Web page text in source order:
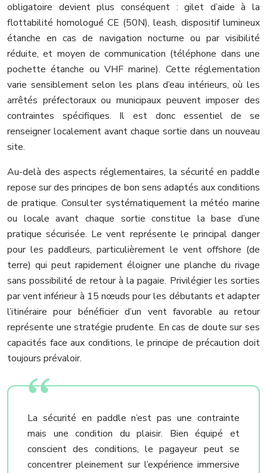
obligatoire devient plus conséquent : gilet d’aide à la
flottabilité homologué CE (50N), leash, dispositif lumineux
étanche en cas de navigation nocturne ou par visibilité
réduite, et moyen de communication (téléphone dans une
pochette étanche ou VHF marine). Cette réglementation
varie sensiblement selon les plans d’eau intérieurs, où les
arrêtés préfectoraux ou municipaux peuvent imposer des
contraintes spécifiques. Il est donc essentiel de se
renseigner localement avant chaque sortie dans un nouveau
site.
Au-delà des aspects réglementaires, la sécurité en paddle
repose sur des principes de bon sens adaptés aux conditions
de pratique. Consulter systématiquement la météo marine
ou locale avant chaque sortie constitue la base d’une
pratique sécurisée. Le vent représente le principal danger
pour les paddleurs, particulièrement le vent offshore (de
terre) qui peut rapidement éloigner une planche du rivage
sans possibilité de retour à la pagaie. Privilégier les sorties
par vent inférieur à 15 nœuds pour les débutants et adapter
l’itinéraire pour bénéficier d’un vent favorable au retour
représente une stratégie prudente. En cas de doute sur ses
capacités face aux conditions, le principe de précaution doit
toujours prévaloir.
La sécurité en paddle n’est pas une contrainte
mais une condition du plaisir. Bien équipé et
conscient des conditions, le pagayeur peut se
concentrer pleinement sur l’expérience immersive